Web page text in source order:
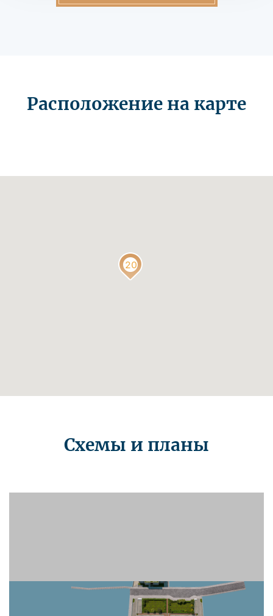
Расположение на карте
Схемы и планы